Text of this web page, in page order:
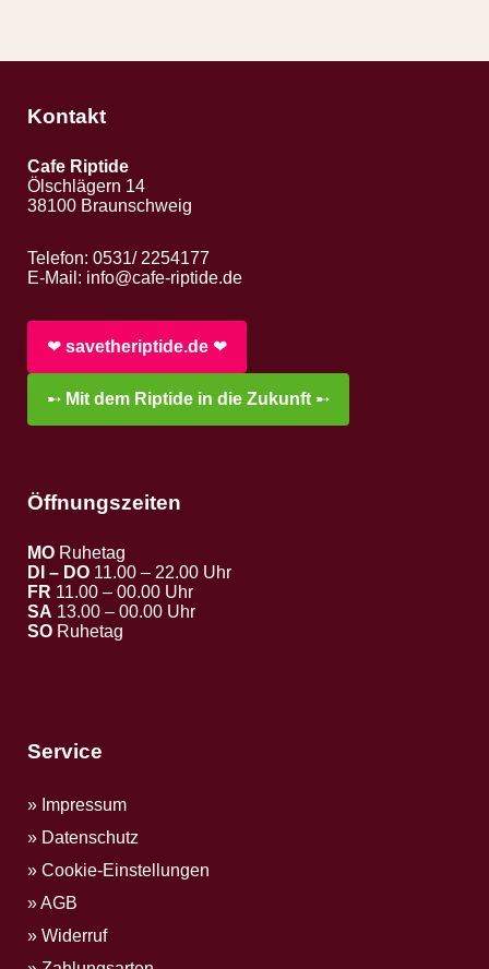
Kontakt
Cafe Riptide
Ölschlägern 14
38100 Braunschweig
Telefon: 0531/ 2254177
E-Mail: info@cafe-riptide.de
❤︎ savetheriptide.de ❤︎
➸ Mit dem Riptide in die Zukunft ➸
Öffnungszeiten
MO Ruhetag
DI – DO 11.00 – 22.00 Uhr
FR 11.00 – 00.00 Uhr
SA 13.00 – 00.00 Uhr
SO Ruhetag
Service
Impressum
Datenschutz
Cookie-Einstellungen
AGB
Widerruf